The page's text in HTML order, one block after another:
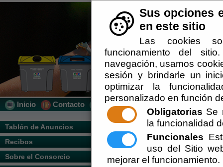
Sus opciones
en este sitio
Las cookies
funcionamiento del
navegación, usamos
sesión y brindarle un
optimizar la
personalizado en función
Obligatorias Se
la funcionalidad
Funcionales
uso del Sitio
mejorar el funcionamiento.
Inicio Contacto Localización
Tablón de Anuncios
Recibos
Sobre el Consorcio
Usted se encuentra aquí:Inicio //
Escuchar
(See attached file: Estatutos.pdf)
Anexos